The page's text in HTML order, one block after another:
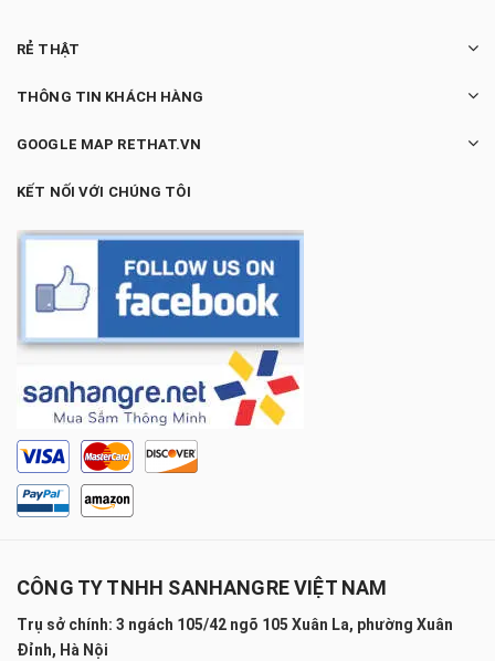
RẺ THẬT
THÔNG TIN KHÁCH HÀNG
GOOGLE MAP RETHAT.VN
KẾT NỐI VỚI CHÚNG TÔI
CÔNG TY TNHH SANHANGRE VIỆT NAM
Trụ sở chính: 3 ngách 105/42 ngõ 105 Xuân La, phường Xuân
Đỉnh, Hà Nội